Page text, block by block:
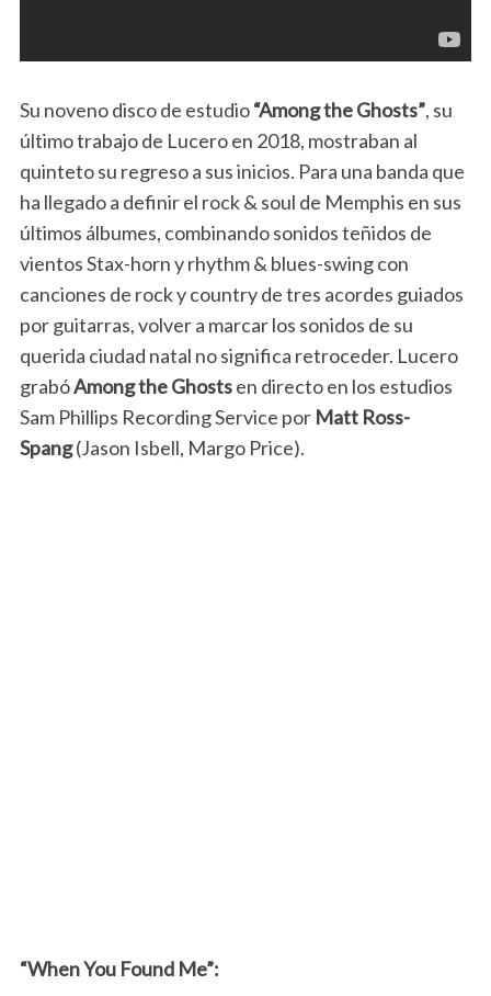
Su noveno disco de estudio“Among the Ghosts”, su
último trabajo de Lucero en 2018, mostraban al
quinteto su regreso a sus inicios. Para una banda que
ha llegado a definir el rock & soul de Memphis en sus
últimos álbumes, combinando sonidos teñidos de
vientos Stax-horn y rhythm & blues-swing con
canciones de rock y country de tres acordes guiados
por guitarras, volver a marcar los sonidos de su
querida ciudad natal no significa retroceder. Lucero
grabóAmong the Ghostsen directo en los estudios
Sam Phillips Recording Service porMatt Ross-
Spang(Jason Isbell, Margo Price).
“When You Found Me”: